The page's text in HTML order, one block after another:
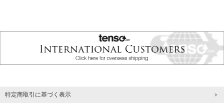
特定商取引に基づく表示